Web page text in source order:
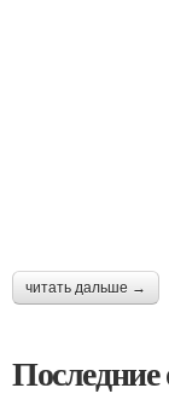
читать дальше →
Последние